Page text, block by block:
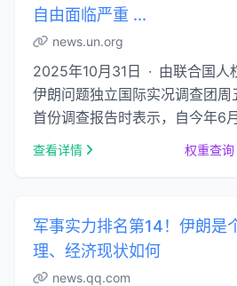
自由面临严重 ...
news.un.org
2025年10月31日 · 由联合国人
伊朗问题独立国际实况调查团周
首份调查报告时表示，自今年6
空袭以来，伊朗境内的镇压行为
查看详情 权重查询
军事实力排名第14！伊朗是
理、经济现状如何
news.qq.com